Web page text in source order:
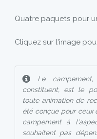
Quatre paquets pour
Cliquez sur l'image
Le
constituent, est le
toute animation de
été conçue pour ceux
campement à
souhaitent pas